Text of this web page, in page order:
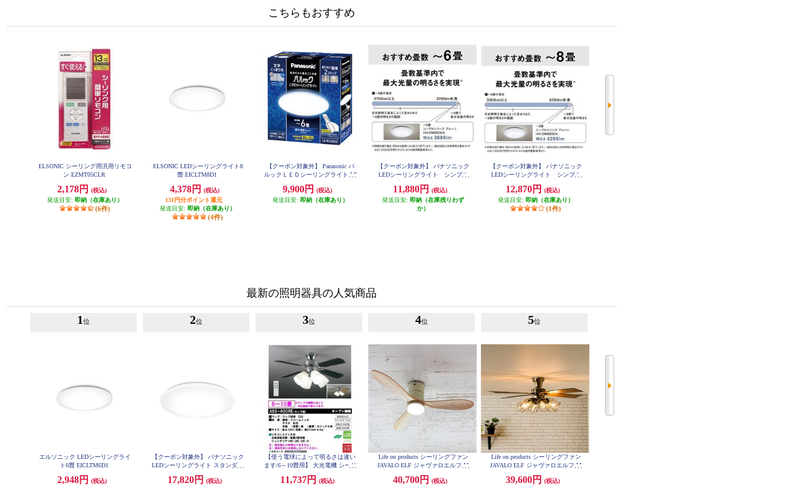
こちらもおすすめ
ELSONIC シーリング用汎用リモコ
ン EZMT05CLR
2,178円
(税込)
発送目安: 即納（在庫あり）
(6件)
ELSONIC LEDシーリングライト8
畳 EICLTM8D1
4,378円
(税込)
131円分ポイント還元
発送目安: 即納（在庫あり）
(4件)
【クーポン対象外】 Panasonic パ
ルックＬＥＤシーリングライト LE
9,900円
(税込)
発送目安: 即納（在庫あり）
【クーポン対象外】 パナソニック
LEDシーリングライト シンプル
11,880円
(税込)
発送目安: 即納（在庫残りわず
か）
【クーポン対象外】 パナソニック
LEDシーリングライト シンプル
12,870円
(税込)
発送目安: 即納（在庫あり）
(1件)
最新の照明器具の人気商品
1 位
エルソニック LEDシーリングライ
ト6畳 EICLTM6D1
2,948円
(税込)
2位
【クーポン対象外】 パナソニック
LEDシーリングライト スタンダー
CM0834A
17,820円
(税込)
3位
【使う電球によって明るさは違い
ます/6～10畳用】 大光電機 シーリ
売】 ASS-400RE
11,737円
(税込)
4位
Life on products シーリングファン
JAVALO ELF ジャヴァロエルフ M
wood blades/調色切替式] ホワイト
40,700円
(税込)
5位
Life on products シーリングファン
JAVALO ELF ジャヴァロエルフ M
6灯] ゴールド JE-CF048-GD
39,600円
(税込)